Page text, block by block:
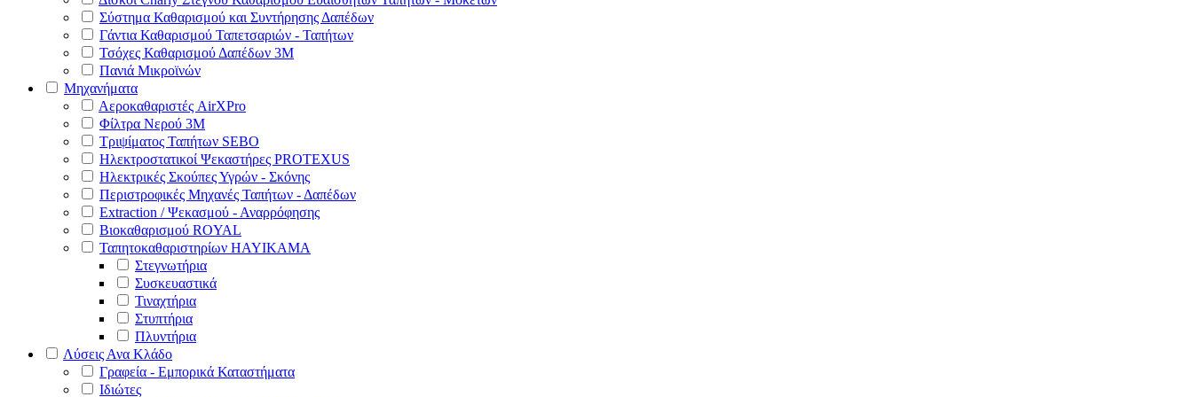
Σύστημα Καθαρισμού και Συντήρησης Δαπέδων
Γάντια Καθαρισμού Ταπετσαριών - Ταπήτων
Τσόχες Καθαρισμού Δαπέδων 3Μ
Πανιά Μικροϊνών
Μηχανήματα
Αεροκαθαριστές AirXPro
Φίλτρα Νερού 3M
Τριψίματος Ταπήτων SEBO
Ηλεκτροστατικοί Ψεκαστήρες PROTEXUS
Ηλεκτρικές Σκούπες Υγρών - Σκόνης
Περιστροφικές Μηχανές Ταπήτων - Δαπέδων
Extraction / Ψεκασμού - Αναρρόφησης
Βιοκαθαρισμού ROYAL
Ταπητοκαθαριστηρίων HAYIKAMA
Στεγνωτήρια
Συσκευαστικά
Τιναχτήρια
Στυπτήρια
Πλυντήρια
Λύσεις Ανα Κλάδο
Γραφεία - Εμπορικά Καταστήματα
Ιδιώτες